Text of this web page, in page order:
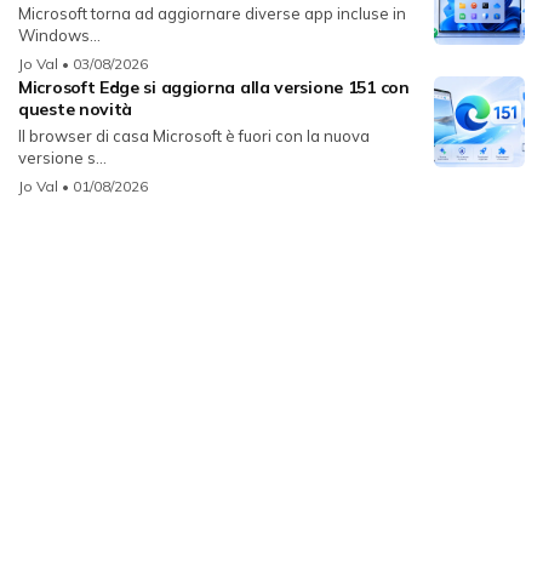
Microsoft torna ad aggiornare diverse app incluse in
Windows...
Jo Val • 03/08/2026
Microsoft Edge si aggiorna alla versione 151 con
queste novità
Il browser di casa Microsoft è fuori con la nuova
versione s...
Jo Val • 01/08/2026